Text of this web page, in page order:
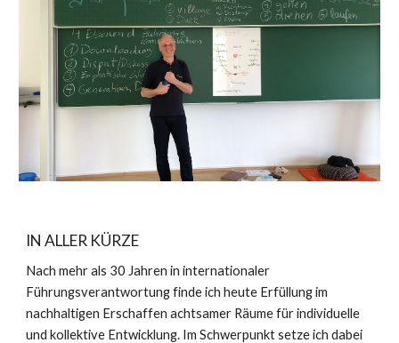
IN ALLER KÜRZE
Nach mehr als 30 Jahren in internationaler
Führungsverantwortung finde ich heute Erfüllung im
nachhaltigen Erschaffen achtsamer Räume für individuelle
und kollektive Entwicklung. Im Schwerpunkt setze ich dabei